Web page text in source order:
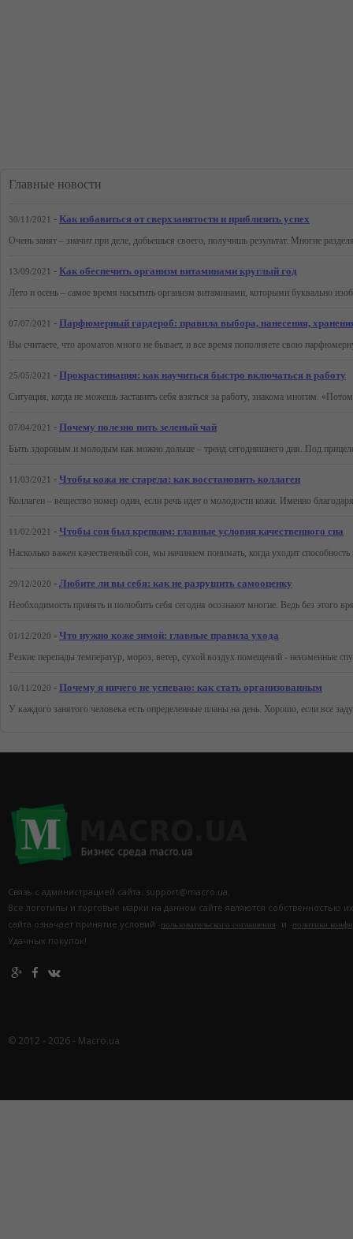
Главные новости
30/11/2021 - Как избавиться от сверхзанятости и приблизить успех
13/09/2021 - Как обеспечить организм витаминами круглый год
07/07/2021 - Парфюмерный гардероб: правила выбора, нанесения,
25/05/2021 - Прокрастинация: как научиться быстро включаться в работу
07/04/2021 - Почему полезно пить зеленый чай
11/03/2021 - Чтобы кожа не старела: как восстановить коллаген
11/02/2021 - Чтобы сон был крепким: главные условия качественного сна
29/12/2020 - Любите ли вы себя: как не разрушить самооценку
01/12/2020 - Что нужно коже зимой: главные правила ухода
10/11/2020 - Почему я ничего не успеваю: как стать организованным
Связь с администрацией сайта: support@macro.ua.
Все логотипы и торговые марки на данном сайте являются собственностью
сайта означает принятие условий
пользовательского соглашения и политики
Удачных покупок!
© 2012 - 2026 - Macro.ua